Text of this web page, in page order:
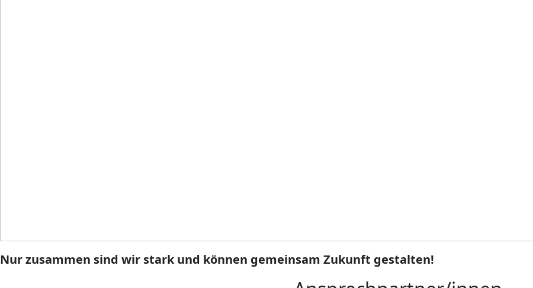
Nur zusammen sind wir stark und können gemeinsam Zukunft gestalten!